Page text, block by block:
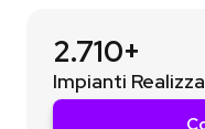
2.710+
Impianti